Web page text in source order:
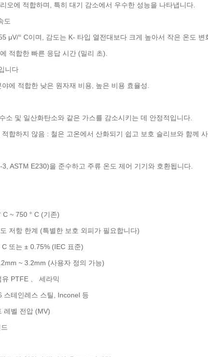
오에 적합하며, 특히 대기 감소에서 우수한 성능을 나타냅니다.
도
μV/° C이며, 감도는 K- 타입 열전대보다 크게 높아서 작은 온도 변
적합한 빠른 응답 시간 (밀리 초).
니다
에 적합한 낮은 원자재 비용, 높은 비용 효율성.
소 및 일산화탄소와 같은 가스를 감소시키는 데 안정적입니다.
합하지 않음 : 철은 고온에서 산화되기 쉽고 보호 슬리브와 함께
ASTM E230)을 준수하고 주류 온도 제어 기기와 호환됩니다.
C ~ 750 ° C (기존)
저항 한계 (특별한 보호 외피가 필요합니다)
또는 ± 0.75% (IEC 표준)
~ 3.2mm (사용자 정의 가능)
PTFE 、 세라믹
스테인레스 스틸, Inconel 등
레벨 전압 (MV)